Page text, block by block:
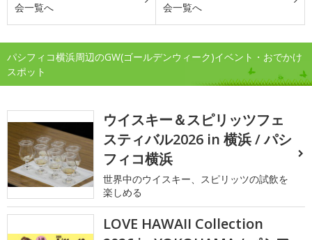
会一覧へ
会一覧へ
パシフィコ横浜周辺のGW(ゴールデンウィーク)イベント・おでかけ
スポット
ウイスキー＆スピリッツフェ
スティバル2026 in 横浜 / パシ
フィコ横浜
世界中のウイスキー、スピリッツの試飲を
楽しめる
LOVE HAWAII Collection